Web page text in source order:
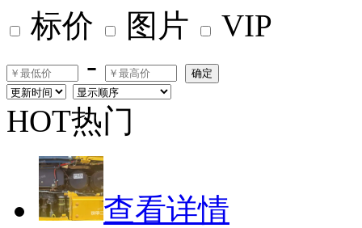
标价
图片
VIP
-
确定
HOT热门
查看详情